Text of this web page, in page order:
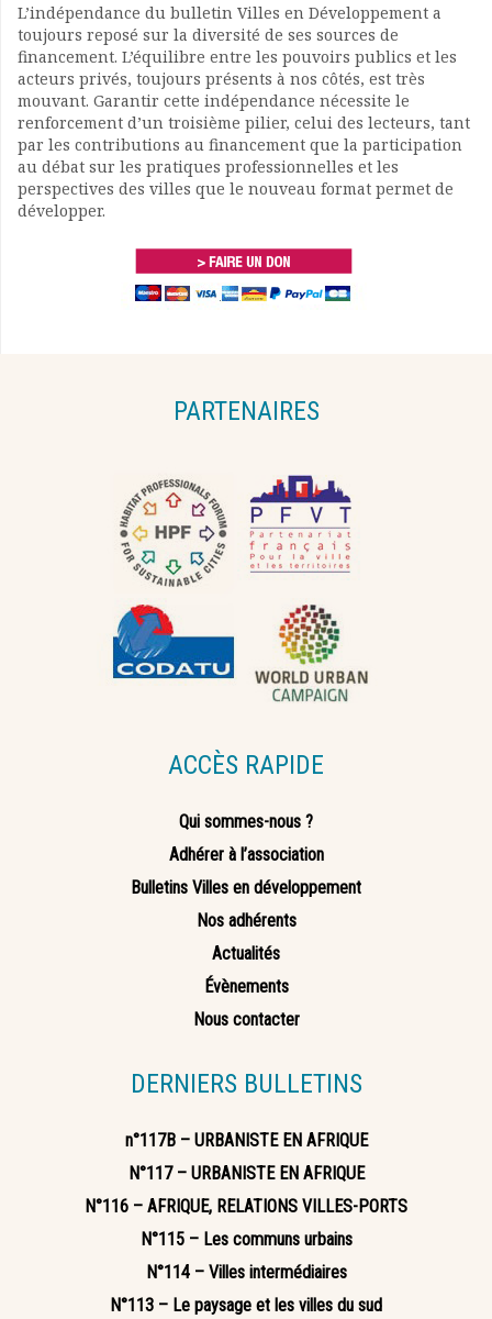
L’indépendance du bulletin Villes en Développement a
toujours reposé sur la diversité de ses sources de
financement. L’équilibre entre les pouvoirs publics et les
acteurs privés, toujours présents à nos côtés, est très
mouvant. Garantir cette indépendance nécessite le
renforcement d’un troisième pilier, celui des lecteurs, tant
par les contributions au financement que la participation
au débat sur les pratiques professionnelles et les
perspectives des villes que le nouveau format permet de
développer.
PARTENAIRES
ACCÈS RAPIDE
Qui sommes-nous ?
Adhérer à l’association
Bulletins Villes en développement
Nos adhérents
Actualités
Évènements
Nous contacter
DERNIERS BULLETINS
n°117B – URBANISTE EN AFRIQUE
N°117 – URBANISTE EN AFRIQUE
N°116 – AFRIQUE, RELATIONS VILLES-PORTS
N°115 – Les communs urbains
N°114 – Villes intermédiaires
N°113 – Le paysage et les villes du sud